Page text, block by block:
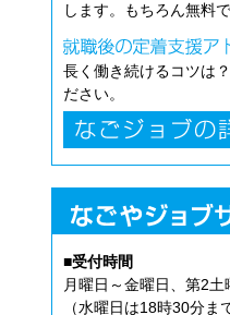
します。もちろん無料
長く働き続けるコツは
ださい。
■受付時間
月曜日～金曜日、第2
（水曜日は18時30分ま